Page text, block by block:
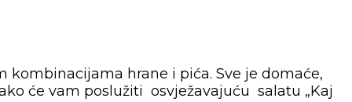
hrane i pića. Sve je domaće,
će vam poslužiti osvježavajuću salatu „Kaj